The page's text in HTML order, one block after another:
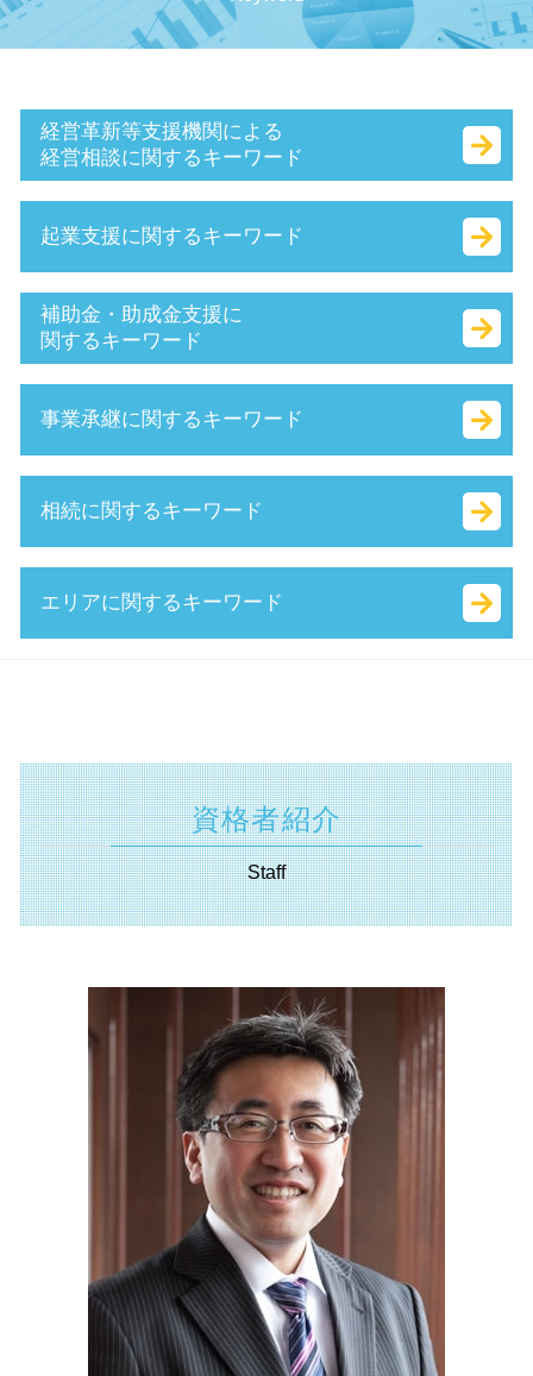
経営革新等支援機関による
経営相談に関するキーワード
認定経営革新等支援 機関 一覧
生産性向上設備投資促進税制 とは
中小会計要領 とは
小規模企業者
sbir とは
経営革新等支援機関 申請
早期 経営改善 計画
事業計画書 書き方
中小企業庁 認定 支援機関
所得拡大促進税制 とは
創業 計画書 とは
財務 分析
起業支援に関するキーワード
合同会社 設立 資本金
合同会社 出資
合同 会社 経費
起業 税金
法人化 手続き
定款 とは
相対的記載事項 とは
合同会社 個人事業主 比較
株式会社 資本金 最低
個人事業主 法人化 タイミング
会社 資本金 とは
会社設立 資本金 決め方
商号 とは
補助金・助成金支援に
関するキーワード
国 創業補助金
受給資格者創業支援助成金 とは
創業 助成金 とは
キャリアアップ 助成金 とは
助成金 とは
ものづくり補助金
トライアル雇用助成金 とは
it 導入 補助金 とは
創業補助金 とは
創業支援事業者補助金 とは
起業支援 助成金
事業承継に関するキーワード
事業承継税制 わかりやすく
事業 承継 とは
簡易 分割
株式譲渡 手続き
株式 譲渡 契約書 とは
企業 合併
共益権 とは
株式 移転 とは
m & a とは
会社 分割
自社株 評価
吸収 合併 とは
相続に関するキーワード
遺産分割協議 とは
遺言書 無効
限定承認 とは
代襲 相続 とは
相続 確定申告
単純承認 とは
相続 種類
抵当権設定 登記
不動産 登記 住所 変更
相続税 対象
相続 不動産 売却 確定 申告 必要書類
生命 保険 相続
エリアに関するキーワード
相続 横浜市 相談
補助金申請 埼玉県 税理士
経営革新等支援機関 神奈川県 税理士
相続 横須賀市 税理士
事業承継 横浜市 税理士
相続 東京都 税理士
遺言書 川崎市 税理士
遺言書 相模原市 相談
助成金申請 静岡県 相談
相続 川崎市 税理士
起業支援 埼玉県 相談
認定支援機関 埼玉県 相談
起業支援 横須賀市 相談
補助金申請 神奈川県 相談
資格者紹介
Staff